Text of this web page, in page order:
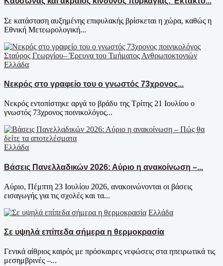
Σε κατάσταση αυξημένης επιφυλακής βρίσκεται η χώρα, καθώς η
Εθνική Μετεωρολογική...
Ελλάδα
Νεκρός στο γραφείο του ο γνωστός 73χρονος...
Νεκρός εντοπίστηκε αργά το βράδυ της Τρίτης 21 Ιουλίου ο
γνωστός 73χρονος ποινικολόγος...
Ελλάδα
Βάσεις Πανελλαδικών 2026: Αύριο η ανακοίνωση –...
Αύριο, Πέμπτη 23 Ιουλίου 2026, ανακοινώνονται οι βάσεις
εισαγωγής για τις σχολές και τα...
Ελλάδα
Σε υψηλά επίπεδα σήμερα η θερμοκρασία
Γενικά αίθριος καιρός με πρόσκαιρες νεφώσεις στα ηπειρωτικά τις
μεσημβρινές –...